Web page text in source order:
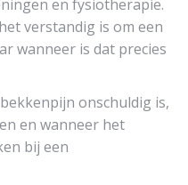
en fysiotherapie.
verstandig is om een
wanneer is dat precies
onschuldig is,
en wanneer het
bij een